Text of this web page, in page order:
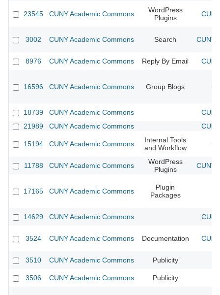
23545 CUNY Academic Commons
WordPress
Plugins
3002 CUNY Academic Commons Search CUNY
8976 CUNY Academic Commons Reply By Email
16596 CUNY Academic Commons Group Blogs
18739 CUNY Academic Commons
21989
CUNY Academic Commons
15194 CUNY Academic Commons
Internal Tools
and Workflow
11788 CUNY Academic Commons
WordPress
Plugins
CUNY
17165 CUNY Academic Commons
Plugin
Packages
14629 CUNY Academic Commons
3524 CUNY Academic Commons Documentation
3510 CUNY Academic Commons Publicity
3506 CUNY Academic Commons Publicity